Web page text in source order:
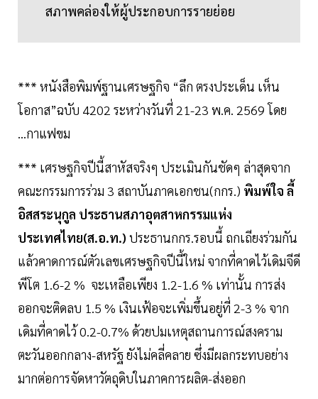
สภาพคล่องให้ผู้ประกอบการรายย่อย
*** หนังสือพิมพ์ฐานเศรษฐกิจ “ลึก ตรงประเด็น เห็น
โอกาส”ฉบับ 4202 ระหว่างวันที่ 21-23 พ.ค. 2569 โดย
...กาแฟขม
*** เศรษฐกิจปีนี้สาหัสจริงๆ ประเมินกันชัดๆ ล่าสุดจาก
คณะกรรมการร่วม 3 สถาบันภาคเอกชน(กกร.) พิมพ์ใจ ลี้
อิสสระนุกูล ประธานสภาอุตสาหกรรมแห่ง
ประเทศไทย(ส.อ.ท.) ประธานกกร.รอบนี้ ถกเถียงร่วมกัน
แล้วคาดการณ์ตัวเลขเศรษฐกิจปีนี้ใหม่ จากที่คาดไว้เดิมจีดี
พีโต 1.6-2 % จะเหลือเพียง 1.2-1.6 % เท่านั้น การส่ง
ออกจะติดลบ 1.5 % เงินเฟ้อจะเพิ่มขึ้นอยู่ที่ 2-3 % จาก
เดิมที่คาดไว้ 0.2-0.7% ด้วยปมเหตุสถานการณ์สงคราม
ตะวันออกกลาง-สหรัฐ ยังไม่คลี่คลาย ซึ่งมีผลกระทบอย่าง
มากต่อการจัดหาวัตถุดิบในภาคการผลิต-ส่งออก